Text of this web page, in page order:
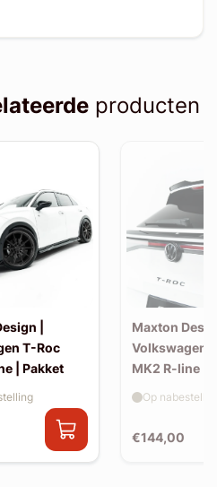
producten
|
T-Roc
| Pakket
Maxton
Volkswagen
MK2 R-line |
extension
€144,00
Op